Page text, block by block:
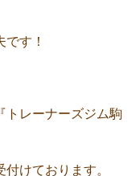
す！
レーナーズジム駒
けております。